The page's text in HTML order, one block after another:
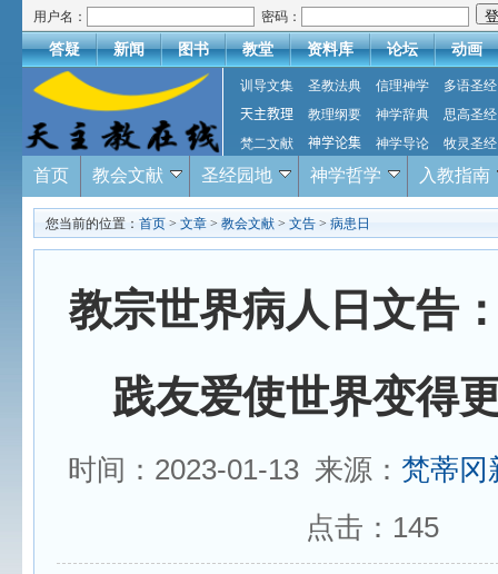
用户名： 密码：
答疑 新闻 图书 教堂 资料库 论坛 动画
训导文集 圣教法典 信理神学
多语圣经
天主教理
教理纲要 神学辞典
思高圣经
梵二文献
神学论集 神学导论 牧灵圣经
首页 教会文献 圣经园地 神学哲学 入教指南
您当前的位置： 首页 > 文章 > 教会文献 > 文告 > 病患日
教宗世界病人日文告
践友爱使世界变得
时间：2023-01-13 来源： 梵蒂冈
点击： 145